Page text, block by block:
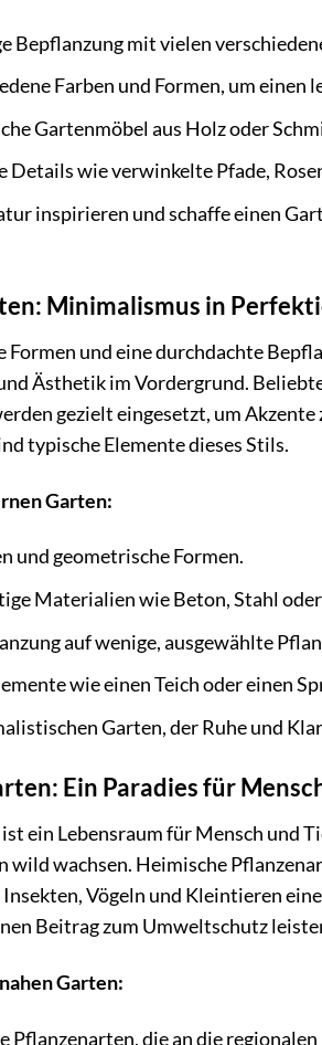
Bepflanzung mit vielen
Farben und Formen, um einen
Gartenmöbel aus Holz oder
wie verwinkelte Pfade,
inspirieren und schaffe einen
Minimalismus in
und eine durchdachte
Ästhetik im Vordergrund.
gezielt eingesetzt, um
typische Elemente dieses Stils.
Garten:
und geometrische Formen.
Materialien wie Beton, Stahl
auf wenige, ausgewählte
wie einen Teich oder einen
Garten, der Ruhe und
Ein Paradies für
ein Lebensraum für Mensch und
wild wachsen. Heimische
Vögeln und Kleintieren
Beitrag zum Umweltschutz
Garten:
Pflanzenarten, die an die